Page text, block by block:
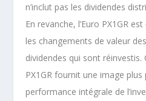
n’inclut pas les dividendes
En revanche, l’Euro PX1GR
les changements de valeur
dividendes qui sont réinvestis.
PX1GR fournit une image plus
performance intégrale de